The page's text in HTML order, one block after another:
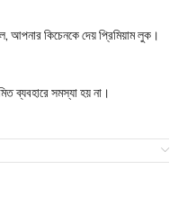
আপনার কিচেনকে দেয় প্রিমিয়াম লুক।
ব্যবহারে সমস্যা হয় না।